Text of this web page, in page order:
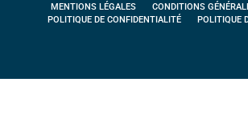
MENTIONS LÉGALES
CONDITIONS
POLITIQUE DE CONFIDENTIALITÉ
POLITIQUE